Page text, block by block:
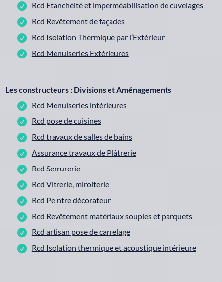
Rcd Etanchéité et imperméabilisation de cuvelages
Rcd Revêtement de façades
Rcd Isolation Thermique par l’Extérieur
Rcd Menuiseries Extérieures
Les constructeurs : Divisions et Aménagements
Rcd Menuiseries intérieures
Rcd pose de cuisines
Rcd travaux de salles de bains
Assurance travaux de Plâtrerie
Rcd Serrurerie
Rcd Vitrerie, miroiterie
Rcd Peintre décorateur
Rcd Revêtement matériaux souples et parquets
Rcd artisan pose de carrelage
Rcd Isolation thermique et acoustique intérieure